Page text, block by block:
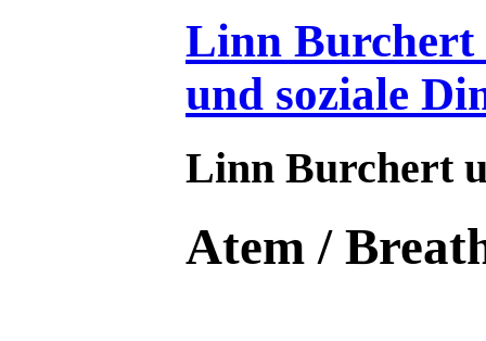
Linn Burchert
und soziale
Linn Burchert
Atem /